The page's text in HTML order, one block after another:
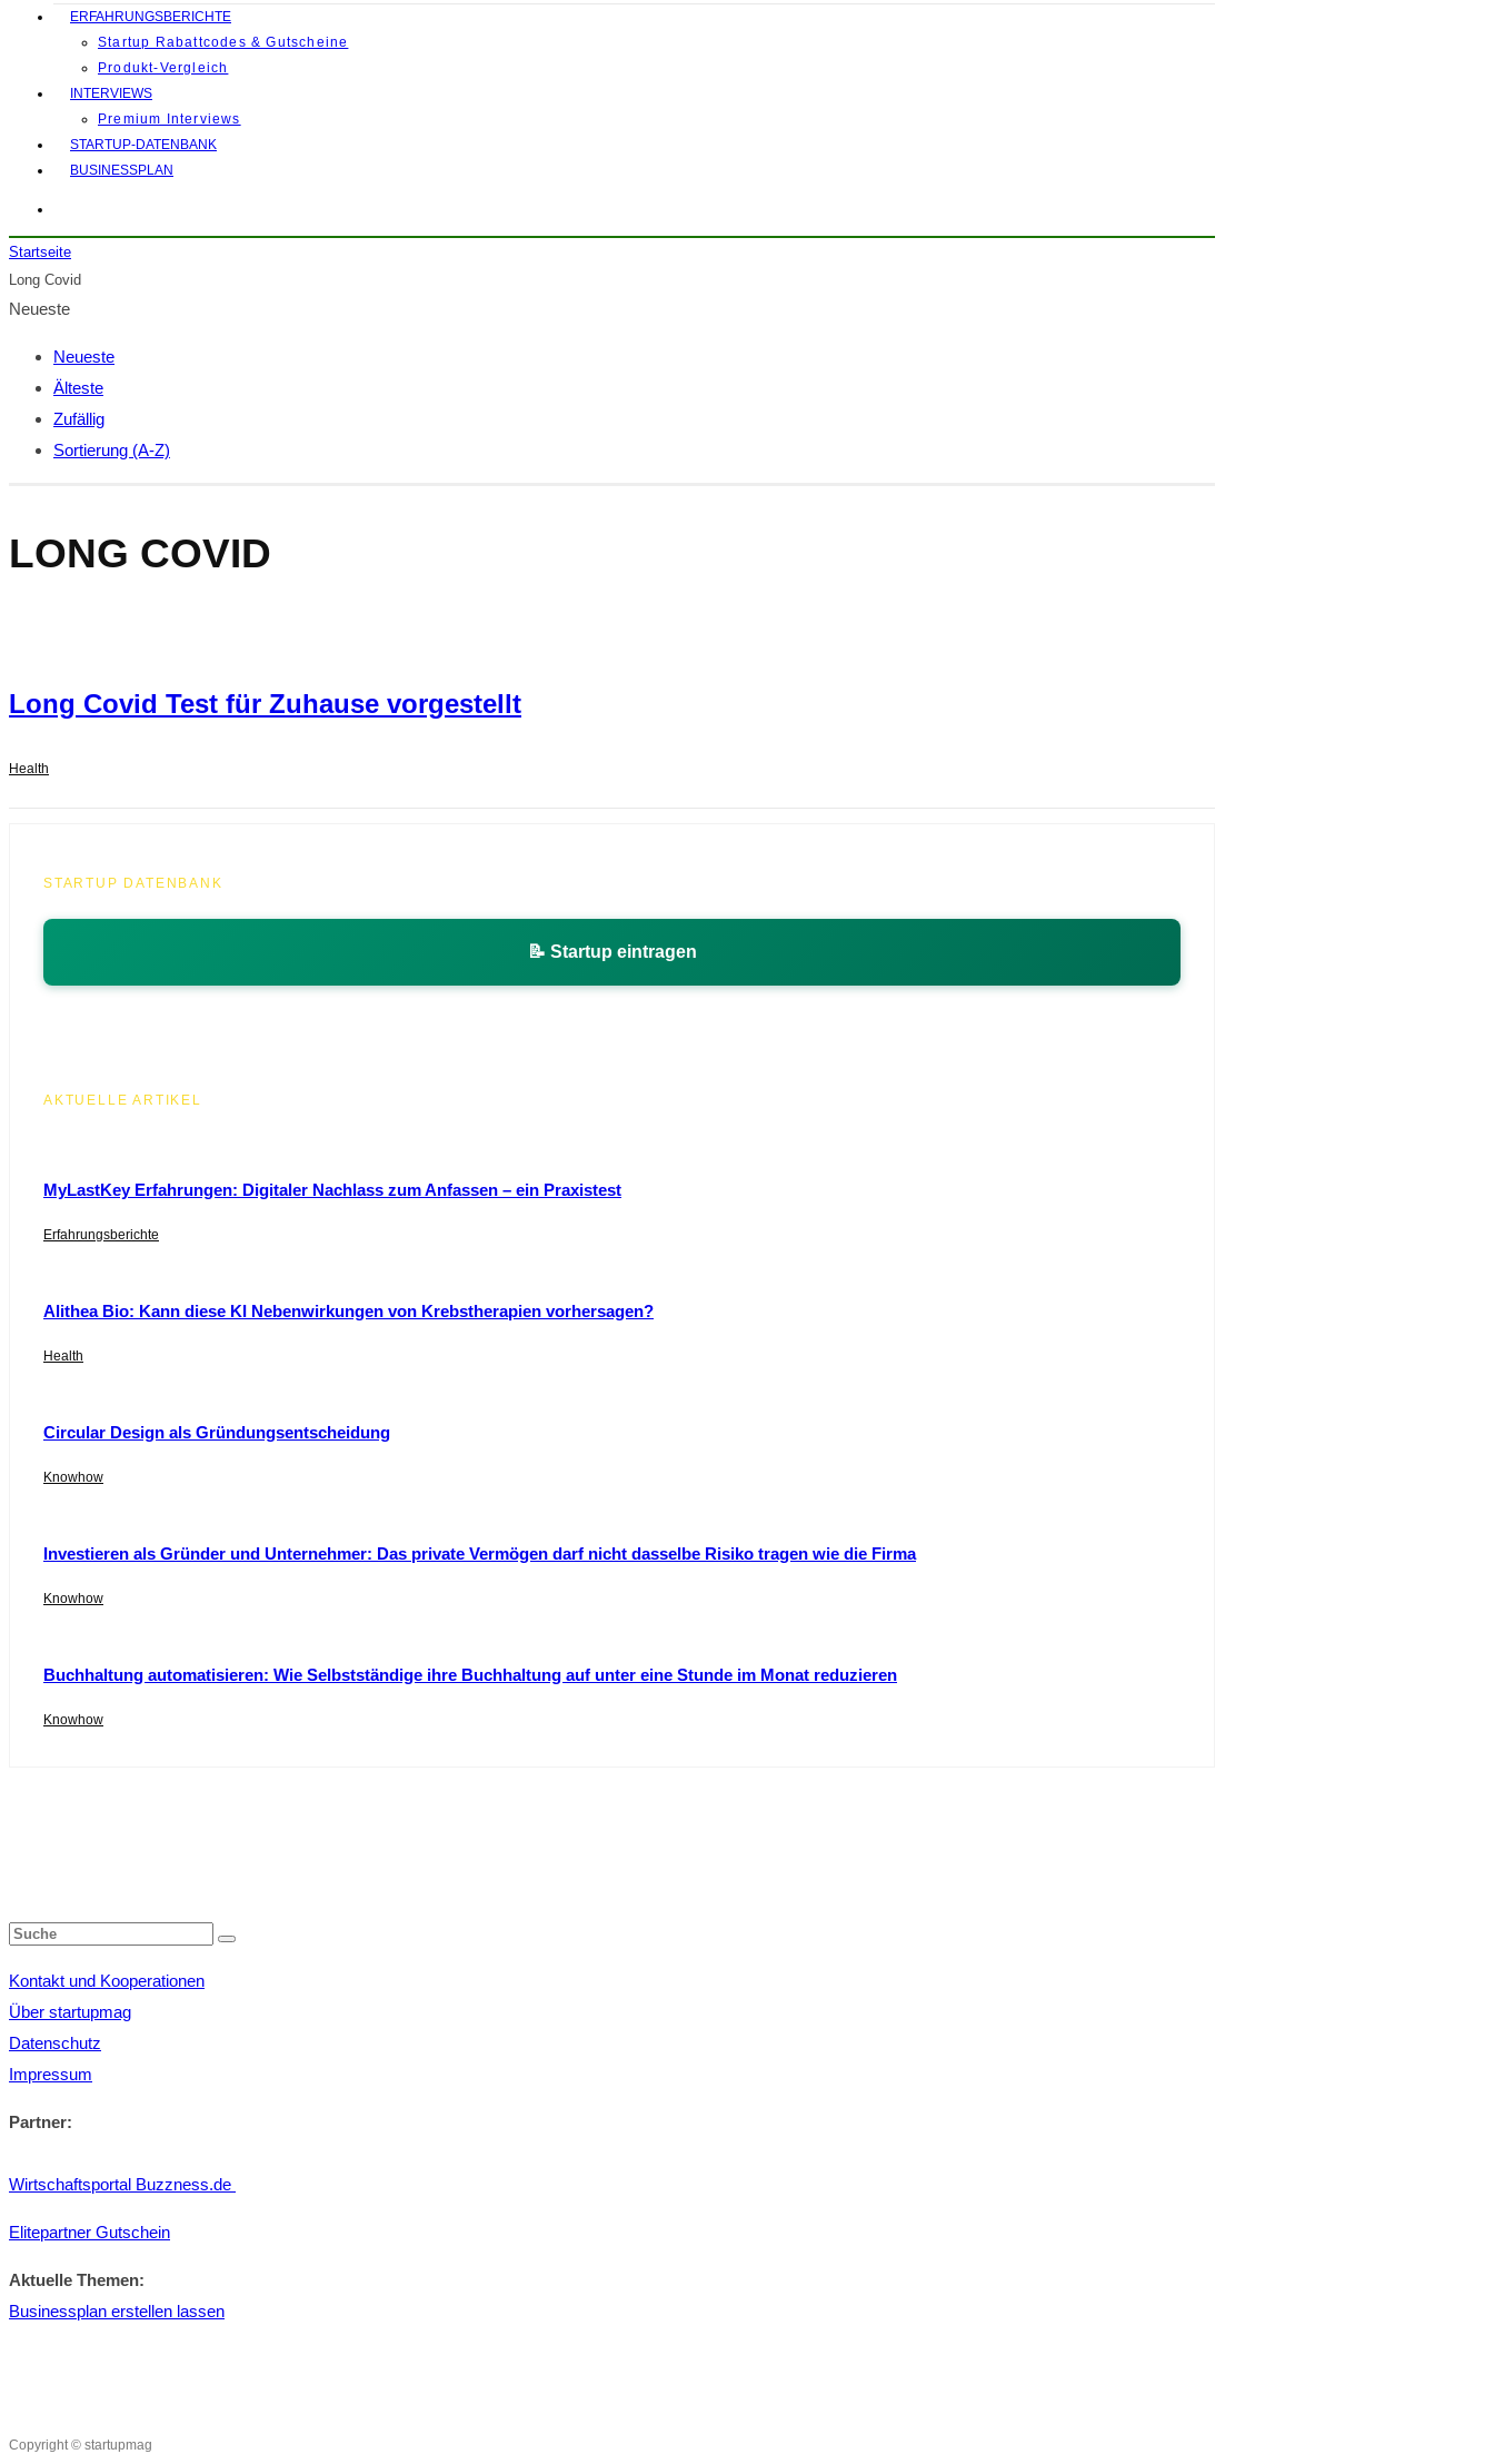
ERFAHRUNGSBERICHTE
Startup Rabattcodes & Gutscheine
Produkt-Vergleich
INTERVIEWS
Premium Interviews
STARTUP-DATENBANK
BUSINESSPLAN
Startseite
Long Covid
Neueste
Neueste
Älteste
Zufällig
Sortierung (A-Z)
LONG COVID
Long Covid Test für Zuhause vorgestellt
Health
STARTUP DATENBANK
📝 Startup eintragen
AKTUELLE ARTIKEL
MyLastKey Erfahrungen: Digitaler Nachlass zum Anfassen – ein Praxistest
Erfahrungsberichte
Alithea Bio: Kann diese KI Nebenwirkungen von Krebstherapien vorhersagen?
Health
Circular Design als Gründungsentscheidung
Knowhow
Investieren als Gründer und Unternehmer: Das private Vermögen darf nicht dasselbe Risiko tragen wie die Firma
Knowhow
Buchhaltung automatisieren: Wie Selbstständige ihre Buchhaltung auf unter eine Stunde im Monat reduzieren
Knowhow
Kontakt und Kooperationen
Über startupmag
Datenschutz
Impressum
Partner:
Wirtschaftsportal Buzzness.de
Elitepartner Gutschein
Aktuelle Themen:
Businessplan erstellen lassen
Copyright © startupmag